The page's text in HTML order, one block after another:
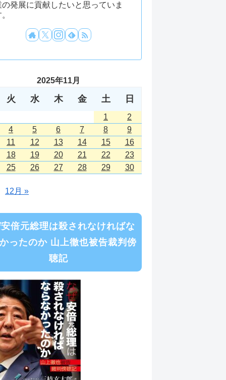
の発展に貢献したいと思っていま
2025年11月
火 水 木 金 土 日
1
2
4
5 6 7 8
9
11
12 13 14 15
16
18
19 20 21 22
23
25
26 27 28 29 30
12月 »
倍元総理は殺されなければな
ったのか 山上徹也被告裁判傍
聴記